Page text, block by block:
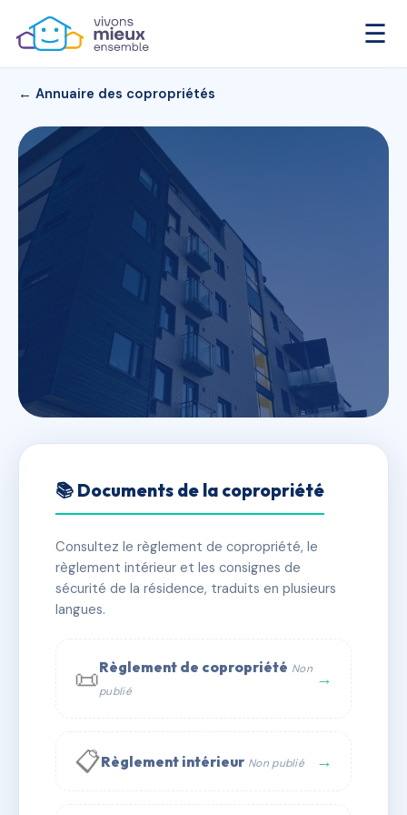
☰
← Annuaire des copropriétés
SDC4/6 RUE MARTIN
BERNARD
📍 4 r martin bernard 75013 Paris
✓ Immatriculée 🏠 30 lots 🏗 1 bâtiment(s)
📞 Contacter Syndic Digital 💬 WhatsApp
✉ Email
📚 Documents de la copropriété
Consultez le règlement de copropriété, le
règlement intérieur et les consignes de
sécurité de la résidence, traduits en plusieurs
langues.
📜Règlement de copropriété Non
publié
→
📋Règlement intérieur Non publié →